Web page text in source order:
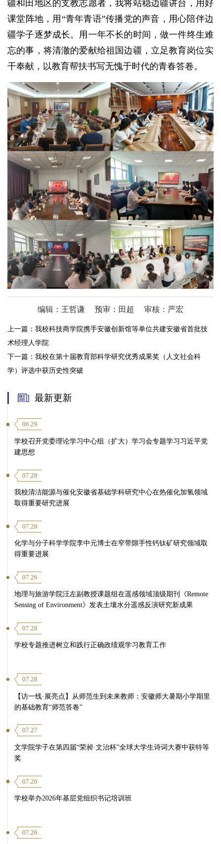
疆和田地区的支教志愿者，我将站稳边疆讲台，用好
课堂阵地，用“青年青语”传播党的声音，用心陪伴边
疆学子逐梦成长。用一年不长的时间，做一件终生难
忘的事，将清澈的爱献给祖国边疆，立足教育岗位实
干奉献，以教育帮扶书写无愧于时代的青春答卷。
编辑：王哲谦 预审：田超 审核：严宏
上一篇： 我校科技商学院携手安徽创新馆等单位共建安徽省首批技
术经理人学院
下一篇： 我校在第十届教育部科学研究优秀成果奖（人文社会科
学）评选中获历史性突破
最新更新
06.29
学校召开党委理论学习中心组（扩大）学习会专题学习习近平党
建思想
07.28
我校清洁能源与催化安徽省基础学科研究中心在热催化加氢领域
取得重要研究进展
07.28
化学与分子科学学院李中元博士在窄带隙手性钙钛矿研究领域取
得重要进展
07.26
地理与旅游学院汪左副教授课题组在遥感领域顶级期刊《Remote
Sensing of Environment》发表土壤水分遥感反演研究新成果
07.28
学校专题推进树立和践行正确政绩观学习教育工作
07.28
【访一线·展亮点】从师范生到未来教师：安徽师大暑期小学期里
的基础教育“师范答卷”
07.27
文学院学子在第四届“荣昶·文治杯”全球大学生诗词大赛中获特等
奖
07.26
学校举办2026年基层党组织书记培训班
07.26